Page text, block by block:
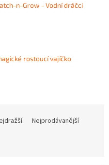
n-Grow - Vodní dráčci
rostoucí vajíčko
Nejprodávanější